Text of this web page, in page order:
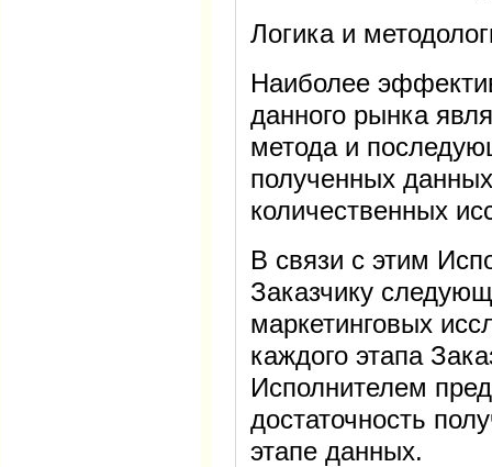
Логика и
Наиболее
данного рынка
метода и
полученных
количественных
В связи с этим
Заказчику
маркетинговых
каждого этапа
Исполнителем
достаточность
этапе данных.